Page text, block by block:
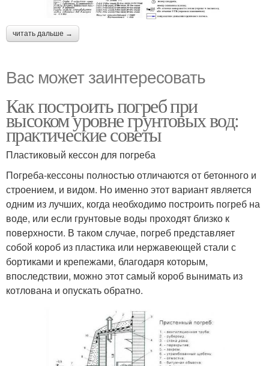
читать дальше →
Вас может заинтересовать
Как построить погреб при
высоком уровне грунтовых вод:
практические советы
Пластиковый кессон для погреба
Погреба-кессоны полностью отличаются от бетонного и
строением, и видом. Но именно этот вариант является
одним из лучших, когда необходимо построить погреб на
воде, или если грунтовые воды проходят близко к
поверхности. В таком случае, погреб представляет
собой короб из пластика или нержавеющей стали с
бортиками и крепежами, благодаря которым,
впоследствии, можно этот самый короб вынимать из
котлована и опускать обратно.